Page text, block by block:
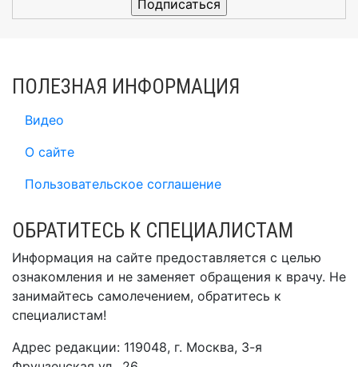
ПОЛЕЗНАЯ ИНФОРМАЦИЯ
Видео
О сайте
Пользовательское соглашение
ОБРАТИТЕСЬ К СПЕЦИАЛИСТАМ
Информация на сайте предоставляется с целью
ознакомления и не заменяет обращения к врачу. Не
занимайтесь самолечением, обратитесь к
специалистам!
Адрес редакции: 119048, г. Москва, 3-я